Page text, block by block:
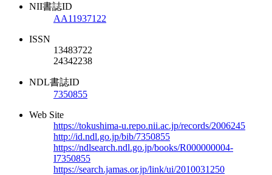
NII書誌ID
AA11937122
ISSN
13483722
24342238
NDL書誌ID
7350855
Web Site
https://tokushima-u.repo.nii.ac.jp/records/2006245
http://id.ndl.go.jp/bib/7350855
https://ndlsearch.ndl.go.jp/books/R000000004-
I7350855
https://search.jamas.or.jp/link/ui/2010031250